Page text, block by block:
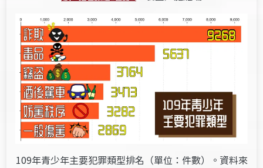
109年青少年主要犯罪類型排名（單位：件數）。資料來